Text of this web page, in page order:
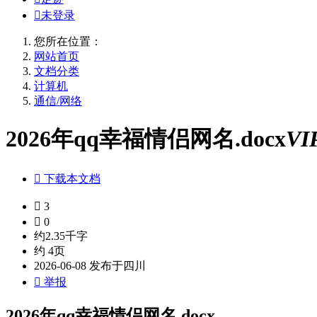
未登录
您所在位置：
网站首页
文档分类
计算机
通信/网络
2026年qq幸福情侣网名.docx
 下载本文档
 3
 0
约2.35千字
约 4页
2026-06-08 发布于四川
 举报